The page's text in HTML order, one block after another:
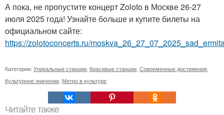
А пока, не пропустите концерт Zoloto в Москве 26-27
июля 2025 года! Узнайте больше и купите билеты на
официальном сайте:
https://zolotoconcerts.ru/
Категории: Уникальные станции Красивые станции Современные достижения
Культурное значение Метро в культуре
Читайте также